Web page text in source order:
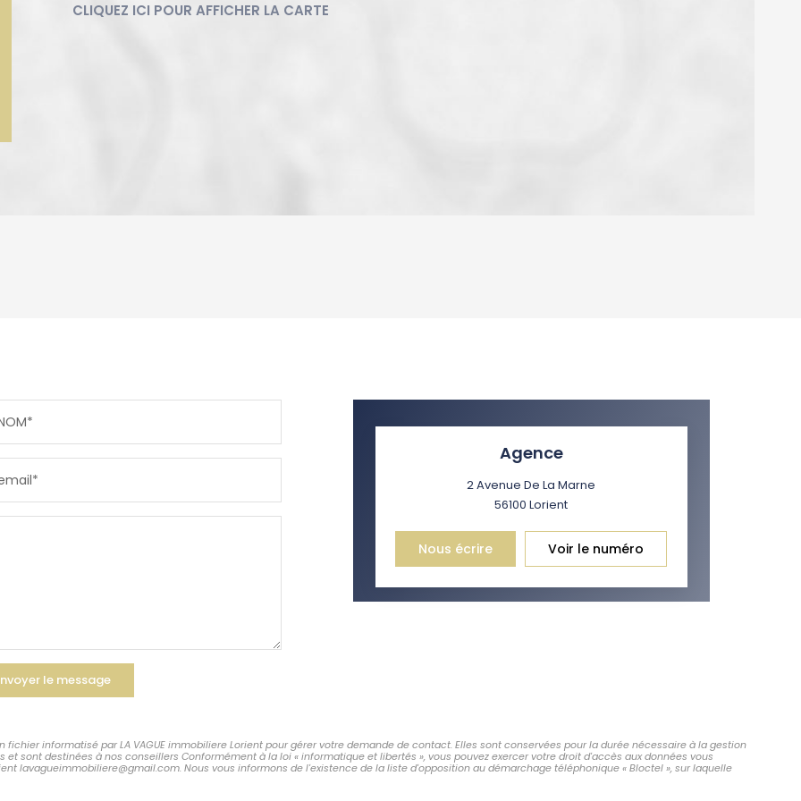
RÉSULTATS DES LYCÉES
COMMERCES
le message
Agence
2 Avenue De La Marne
56100Lorient
Nous écrire Voir le numéro
informatisé par LA VAGUE immobiliere Lorient pour gérer votre demande de contact. Elles sont conservées pour la durée nécessaire à la gestion
sont destinées à nos conseillers Conformément à la loi « informatique et libertés », vous pouvez exercer votre droit d'accès aux données vous
lavagueimmobiliere@gmail.com. Nous vous informons de l'existence de la liste d'opposition au démarchage téléphonique « Bloctel », sur laquelle